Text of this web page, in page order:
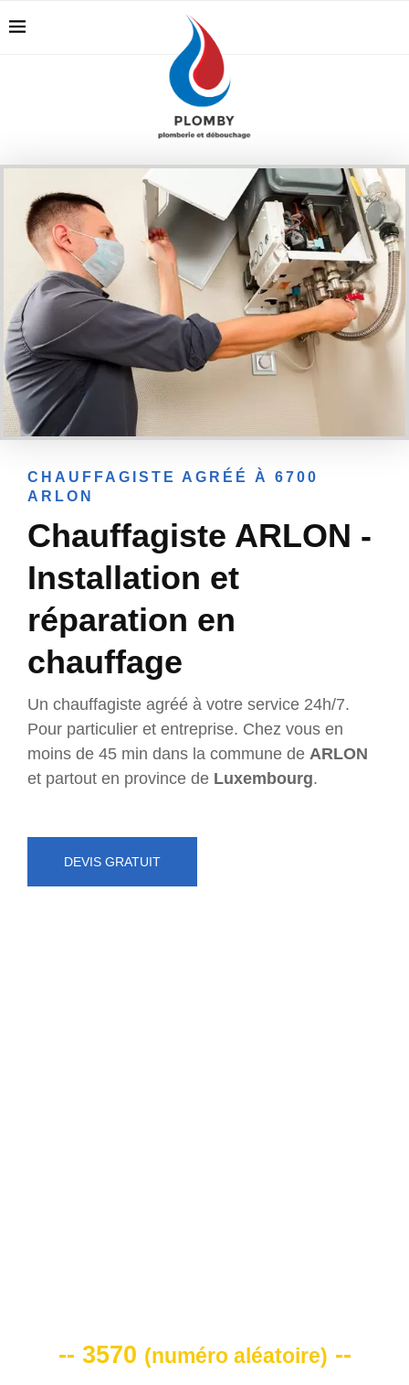
CHAUFFAGISTE AGRÉÉ À 6700
ARLON
Chauffagiste ARLON -
Installation et
réparation en
chauffage
Un chauffagiste agréé à votre service 24h/7.
Pour particulier et entreprise. Chez vous en
moins de 45 min dans la commune de ARLON
et partout en province de Luxembourg.
DEVIS GRATUIT
-- 3570 (numéro aléatoire) --